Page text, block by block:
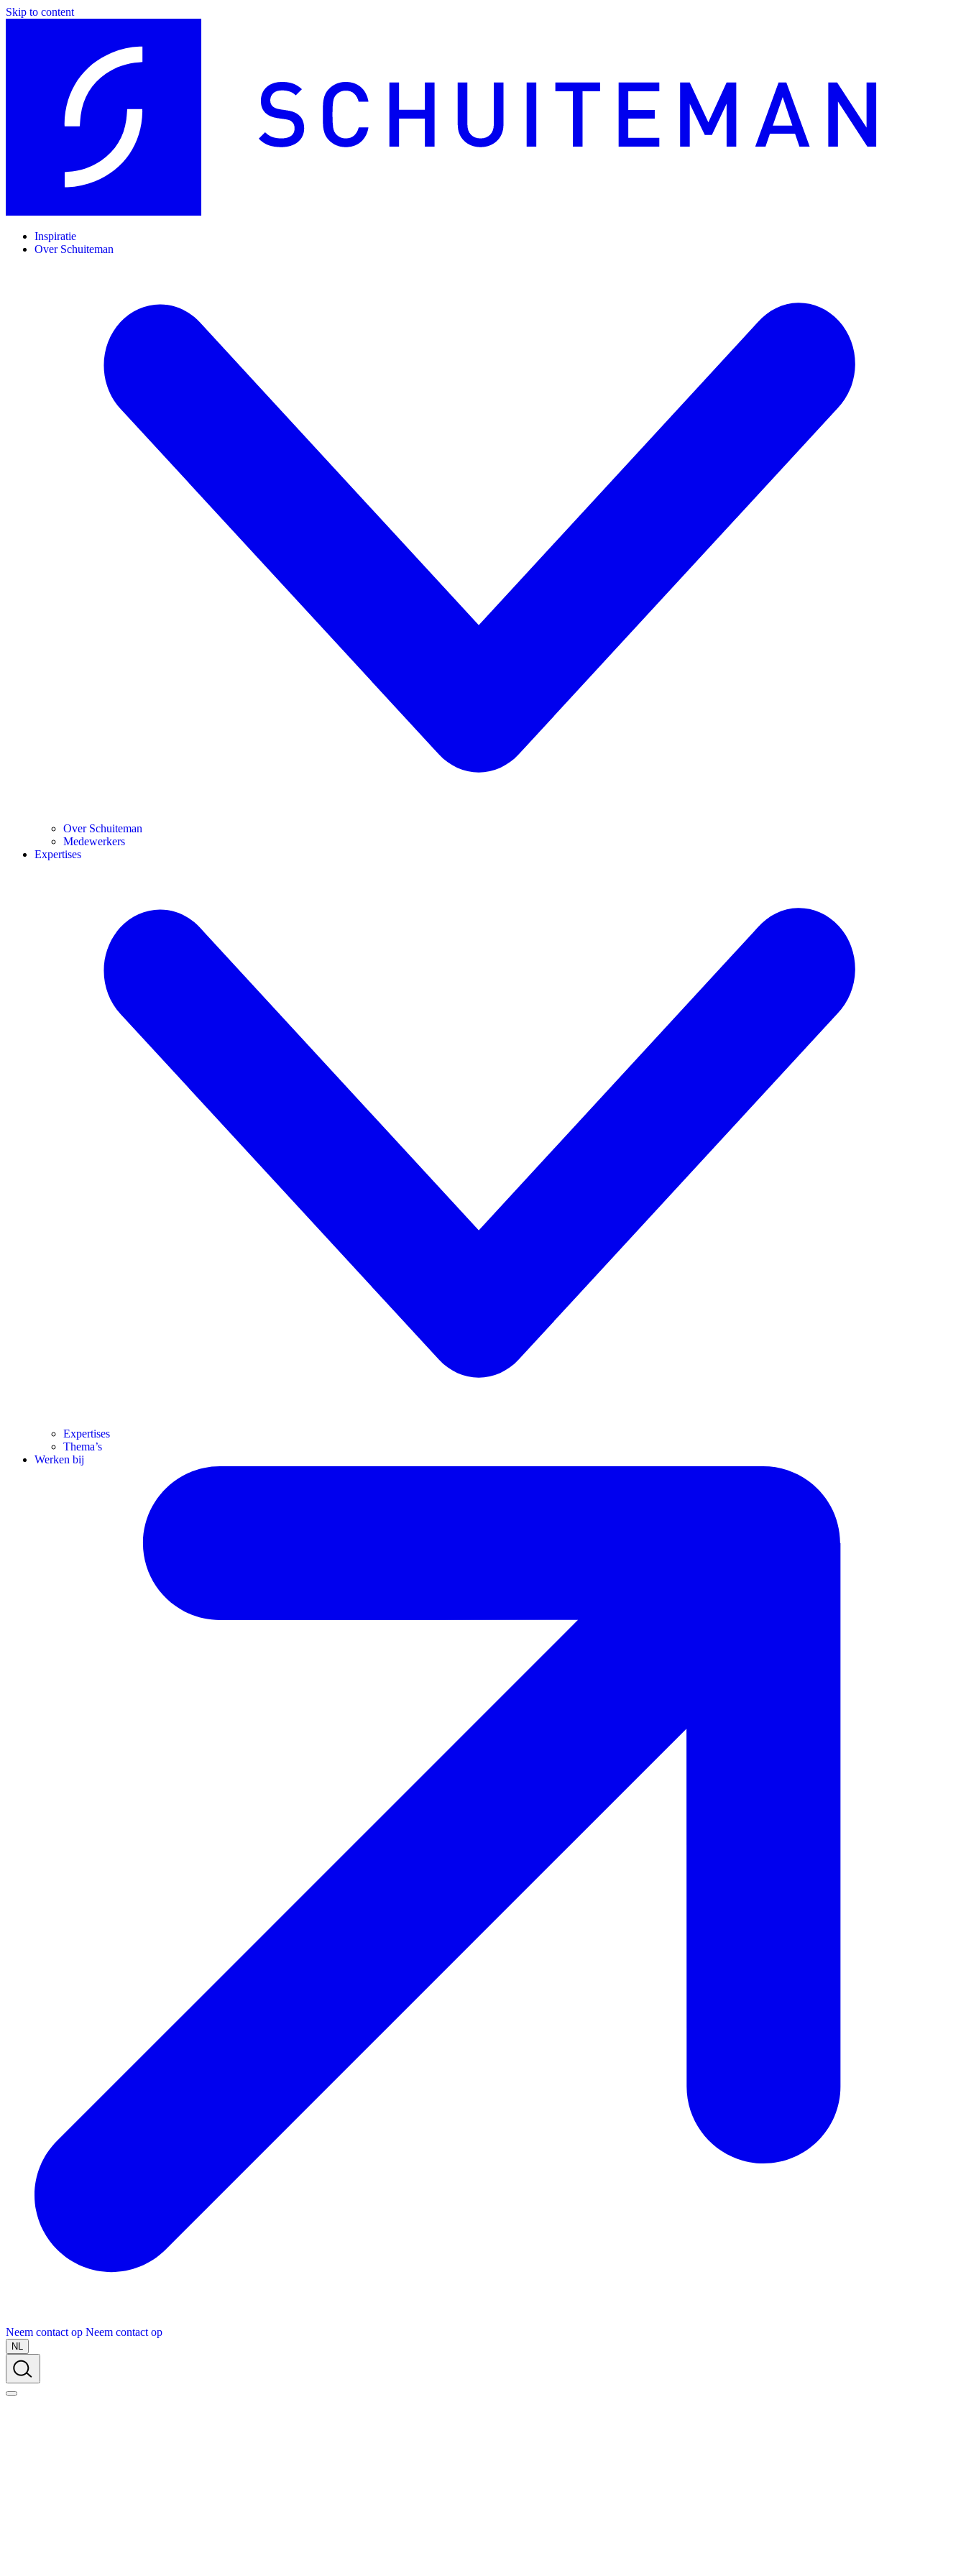
Skip to content
Inspiratie
Over Schuiteman
Over Schuiteman
Medewerkers
Expertises
Expertises
Thema’s
Werken bij
Neem contact op Neem contact op
NL